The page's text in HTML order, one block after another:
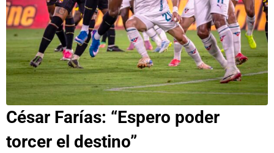
César Farías: “Espero poder
torcer el destino”